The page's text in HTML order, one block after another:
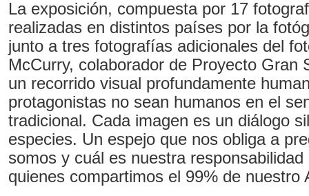
La exposición, compuesta por 17
realizadas en distintos países por la
junto a tres fotografías adicionales del
McCurry, colaborador de Proyecto Gran
un recorrido visual profundamente
protagonistas no sean humanos en el
tradicional. Cada imagen es un diálogo
especies. Un espejo que nos obliga a
somos y cuál es nuestra
quienes compartimos el 99% de nuestro